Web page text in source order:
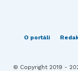
O portáli
© Copyright 2019 -